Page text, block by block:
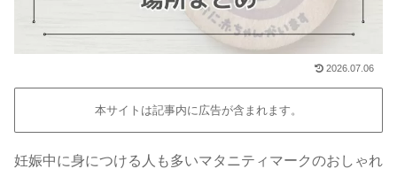
2026.07.06
本サイトは記事内に広告が含まれます。
妊娠中に身につける人も多いマタニティマークのおしゃれ